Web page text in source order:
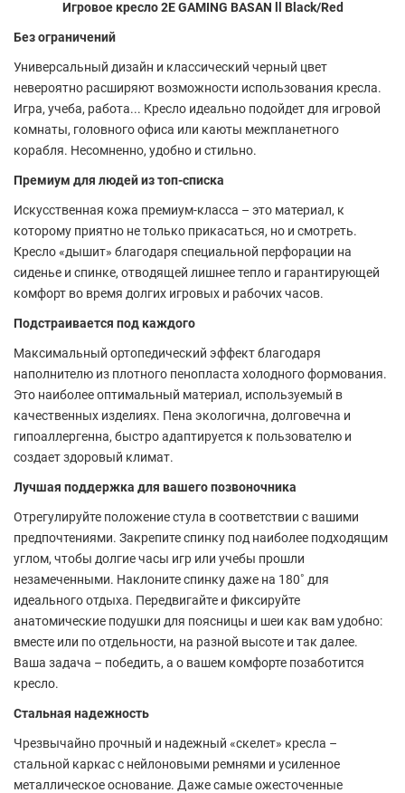
Игровое кресло 2E GAMING BASAN ll Black/Red
Без ограничений
Универсальный дизайн и классический черный цвет
невероятно расширяют возможности использования кресла.
Игра, учеба, работа... Кресло идеально подойдет для игровой
комнаты, головного офиса или каюты межпланетного
корабля. Несомненно, удобно и стильно.
Премиум для людей из топ-списка
Искусственная кожа премиум-класса – это материал, к
которому приятно не только прикасаться, но и смотреть.
Кресло «дышит» благодаря специальной перфорации на
сиденье и спинке, отводящей лишнее тепло и гарантирующей
комфорт во время долгих игровых и рабочих часов.
Подстраивается под каждого
Максимальный ортопедический эффект благодаря
наполнителю из плотного пенопласта холодного формования.
Это наиболее оптимальный материал, используемый в
качественных изделиях. Пена экологична, долговечна и
гипоаллергенна, быстро адаптируется к пользователю и
создает здоровый климат.
Лучшая поддержка для вашего позвоночника
Отрегулируйте положение стула в соответствии с вашими
предпочтениями. Закрепите спинку под наиболее подходящим
углом, чтобы долгие часы игр или учебы прошли
незамеченными. Наклоните спинку даже на 180˚ для
идеального отдыха. Передвигайте и фиксируйте
анатомические подушки для поясницы и шеи как вам удобно:
вместе или по отдельности, на разной высоте и так далее.
Ваша задача – победить, а о вашем комфорте позаботится
кресло.
Стальная надежность
Чрезвычайно прочный и надежный «скелет» кресла –
стальной каркас с нейлоновыми ремнями и усиленное
металлическое основание. Даже самые ожесточенные